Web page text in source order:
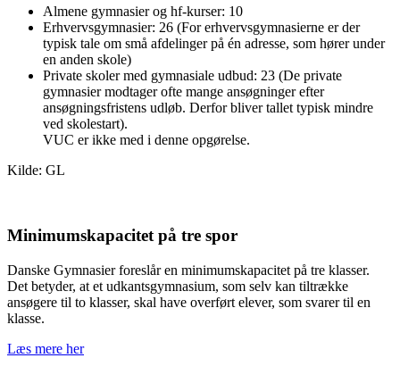
Almene gymnasier og hf-kurser: 10
Erhvervsgymnasier: 26 (For erhvervsgymnasierne er der
typisk tale om små afdelinger på én adresse, som hører under
en anden skole)
Private skoler med gymnasiale udbud: 23 (De private
gymnasier modtager ofte mange ansøgninger efter
ansøgningsfristens udløb. Derfor bliver tallet typisk mindre
ved skolestart).
VUC er ikke med i denne opgørelse.
Kilde: GL
Minimumskapacitet på tre spor
Danske Gymnasier foreslår en minimumskapacitet på tre klasser.
Det betyder, at et udkantsgymnasium, som selv kan tiltrække
ansøgere til to klasser, skal have overført elever, som svarer til en
klasse.
Læs mere her